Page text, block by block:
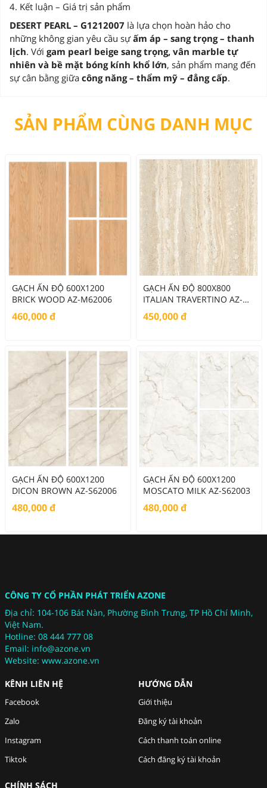
4. Kết luận – Giá trị sản phẩm
DESERT PEARL – G1212007 là lựa chọn hoàn hảo cho
những không gian yêu cầu sựấm áp – sang trọng – thanh
lịch. Với gam pearl beige sang trọng, vân marble tự
nhiên và bề mặt bóng kính khổ lớn, sản phẩm mang đến
sự cân bằng giữa công năng – thẩm mỹ – đẳng cấp.
SẢN PHẨM CÙNG DANH MỤC
GẠCH ẤN ĐỘ 600X1200
BRICK WOOD AZ-M62006
460,000đ
GẠCH ẤN ĐỘ 800X800
ITALIAN TRAVERTINO AZ-
G88008
450,000đ
GẠCH ẤN ĐỘ 600X1200
DICON BROWN AZ-S62006
480,000đ
GẠCH ẤN ĐỘ 600X1200
MOSCATO MILK AZ-S62003
480,000đ
CÔNG TY CỔ PHẦN PHÁT TRIỂN AZONE
Địa chỉ: 104-106 Bát Nàn, Phường Bình Trưng, TP Hồ Chí Minh,
Việt Nam.
Hotline: 08 444 777 08
Email: info@azone.vn
Website: www.azone.vn
KÊNH LIÊN HỆ
Facebook
Zalo
Instagram
Tiktok
HƯỚNG DẪN
Giới thiệu
Đăng ký tài khoản
Cách thanh toán online
Cách đăng ký tài khoản
CHÍNH SÁCH